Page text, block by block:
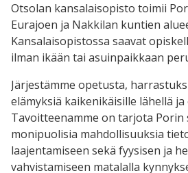
Otsolan kansalaisopisto toimii
Eurajoen ja Nakkilan kuntien
Kansalaisopistossa saavat
ilman ikään tai asuinpaikkaan
Järjestämme opetusta,
elämyksiä kaikenikäisille lähellä ja
Tavoitteenamme on tarjota Porin
monipuolisia mahdollisuuksia
laajentamiseen sekä fyysisen ja
vahvistamiseen matalalla